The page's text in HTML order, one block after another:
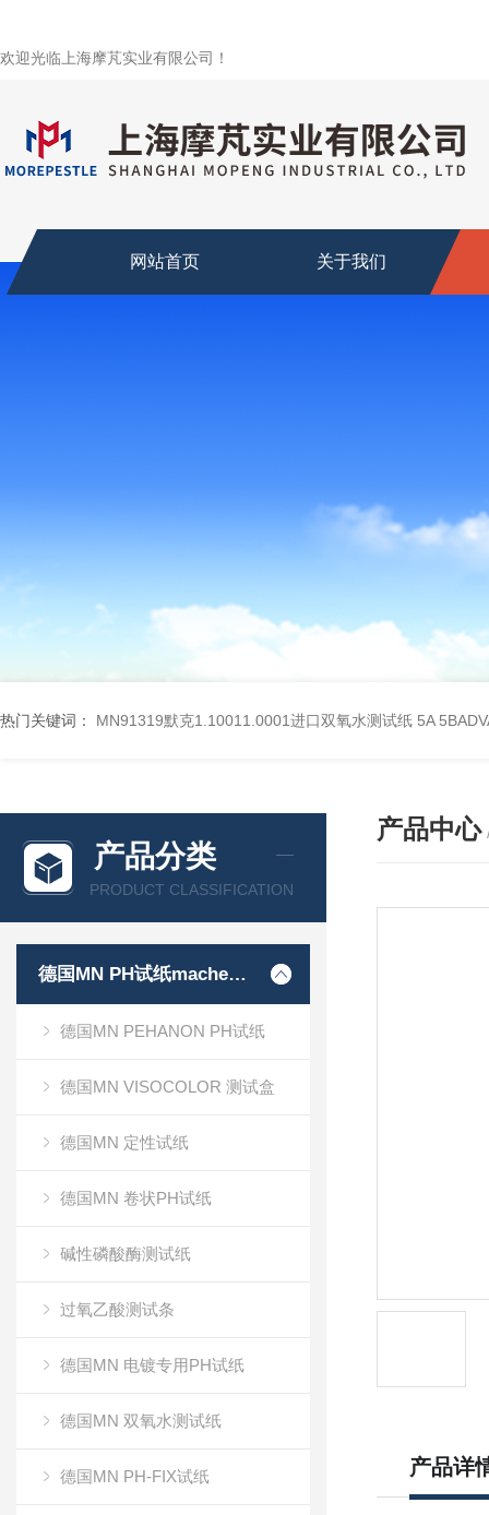
欢迎光临上海摩芃实业有限公司！
网站首页 关于我们
热门关键词： MN91319默克1.10011.0001进口双氧水测试纸 5A
产品分类
PRODUCT CLASSIFICATION
德国MN PH试纸macherey-nagel
德国MN PEHANON PH试纸
德国MN VISOCOLOR 测试盒
德国MN 定性试纸
德国MN 卷状PH试纸
碱性磷酸酶测试纸
过氧乙酸测试条
德国MN 电镀专用PH试纸
德国MN 双氧水测试纸
德国MN PH-FIX试纸
产品中心
产品详